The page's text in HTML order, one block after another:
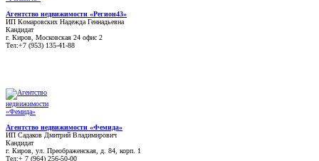
Агентство недвижимости «Регион43»
ИП Комаровских Надежда Геннадьевна
Кандидат
г. Киров, Московская 24 офис 2
Тел:+7 (953) 135-41-88
Агентство недвижимости «Фемида»
ИП Садаков Дмитрий Владимирович
Кандидат
г. Киров, ул. Преображенская, д. 84, корп. 1
Тел:+ 7 (964) 256-50-00